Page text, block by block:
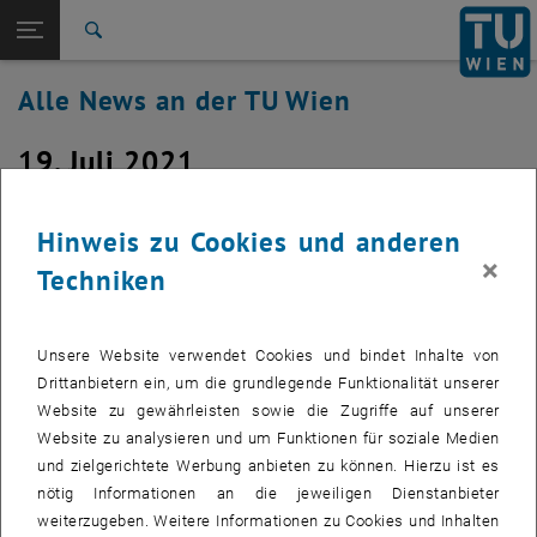
TU Login
Quicklinks
Quicklinks-Menü umschalten
Studium
International
Karriere
Zur 1. Menü Ebene
Übersicht
Alle News an der TU Wien
19. Juli 2021
Betroffene Servicenehmer
: alle TUfiles-Kunden
: identifiziert, in Behebung
Das Service TUfiles ist zur Zeit nur eingeschränkt verfügbar.
Update TUfiles:Beide Storage Server sind auf unterschiedliche
Weise unresponsive.
Hinweis zu Cookies und anderen
Techniken
×
Unsere Website verwendet Cookies und bindet Inhalte von
Drittanbietern ein, um die grundlegende Funktionalität unserer
Website zu gewährleisten sowie die Zugriffe auf unserer
Website zu analysieren und um Funktionen für soziale Medien
und zielgerichtete Werbung anbieten zu können. Hierzu ist es
nötig Informationen an die jeweiligen Dienstanbieter
weiterzugeben. Weitere Informationen zu Cookies und Inhalten